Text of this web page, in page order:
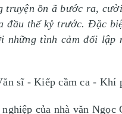
truyện ồn ã bước ra,
thế kỷ trước. Đặc
những tình cảm đối
sĩ - Kiếp cầm ca - Khí
của nhà văn Ngọc